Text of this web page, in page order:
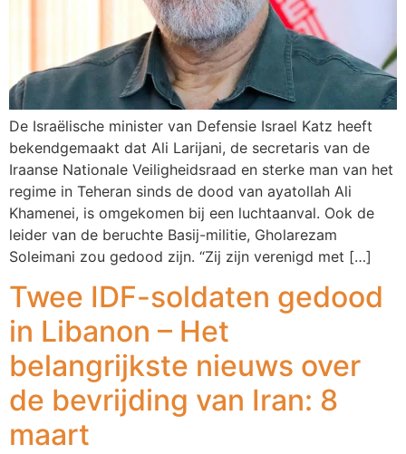
De Israëlische minister van Defensie Israel Katz heeft
bekendgemaakt dat Ali Larijani, de secretaris van de
Iraanse Nationale Veiligheidsraad en sterke man van het
regime in Teheran sinds de dood van ayatollah Ali
Khamenei, is omgekomen bij een luchtaanval. Ook de
leider van de beruchte Basij-militie, Gholarezam
Soleimani zou gedood zijn. “Zij zijn verenigd met […]
Twee IDF-soldaten gedood
in Libanon – Het
belangrijkste nieuws over
de bevrijding van Iran: 8
maart